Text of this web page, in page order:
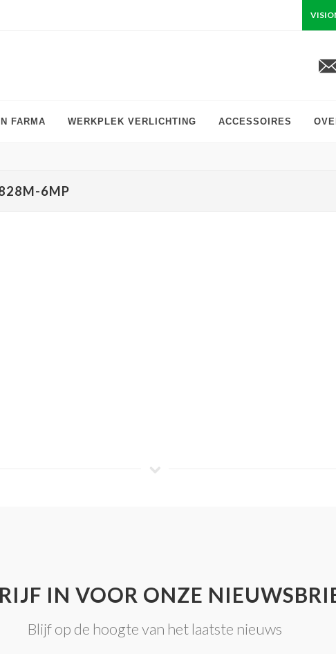
FARMA WERKPLEK VERLICHTING ACCESSOIRES
6MP
IN VOOR ONZE
Blijf op de hoogte van het laatste nieuws